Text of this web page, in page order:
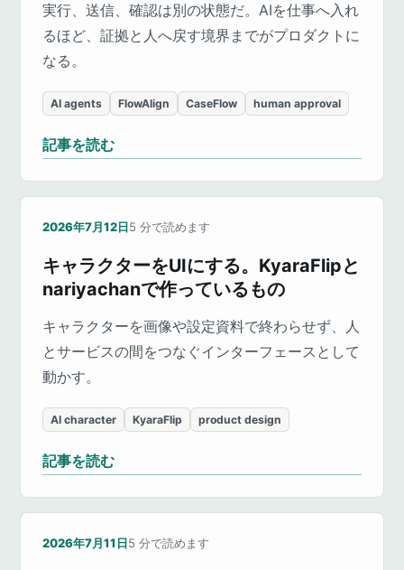
実行、送信、確認は別の状態だ。AIを仕事へ入れ
るほど、証拠と人へ戻す境界までがプロダクトに
なる。
AI agents FlowAlign CaseFlow human approval
記事を読む
2026年7月12日5 分で読めます
キャラクターをUIにする。KyaraFlipと
nariyachanで作っているもの
キャラクターを画像や設定資料で終わらせず、人
とサービスの間をつなぐインターフェースとして
動かす。
AI character KyaraFlip product design
記事を読む
2026年7月11日5 分で読めます